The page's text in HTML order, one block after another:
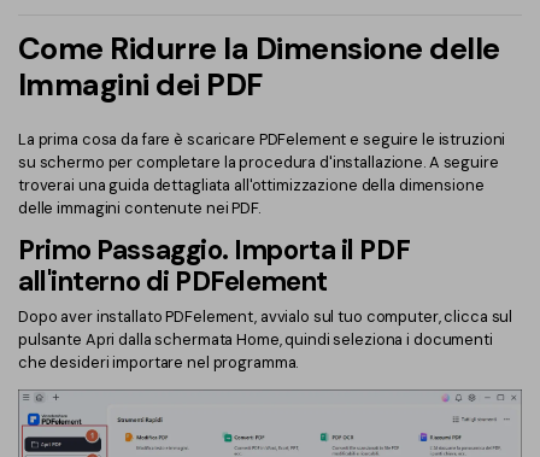
Specifiche tecniche
Aggiornamenti
Centro di download
Aggiorna a PDFelement 12
Come Ridurre la Dimensione delle
Immagini dei PDF
La prima cosa da fare è scaricare PDFelement e seguire le istruzioni
su schermo per completare la procedura d'installazione. A seguire
troverai una guida dettagliata all'ottimizzazione della dimensione
delle immagini contenute nei PDF.
Primo Passaggio. Importa il PDF
all'interno di PDFelement
Dopo aver installato PDFelement, avvialo sul tuo computer, clicca sul
pulsante Apri dalla schermata Home, quindi seleziona i documenti
che desideri importare nel programma.